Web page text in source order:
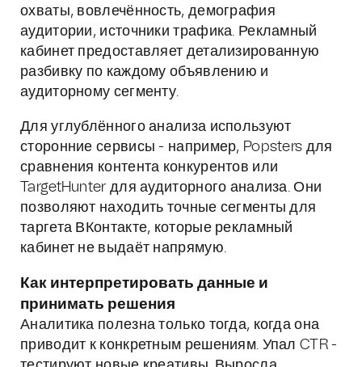
охваты, вовлечённость, демография
аудитории, источники трафика. Рекламный
кабинет предоставляет детализированную
разбивку по каждому объявлению и
аудиторному сегменту.
Для углублённого анализа используют
сторонние сервисы - например, Popsters для
сравнения контента конкурентов или
TargetHunter для аудиторного анализа. Они
позволяют находить точные сегменты для
таргета ВКонтакте, которые рекламный
кабинет не выдаёт напрямую.
Как интерпретировать данные и
принимать решения
Аналитика полезна только тогда, когда она
приводит к конкретным решениям. Упал CTR -